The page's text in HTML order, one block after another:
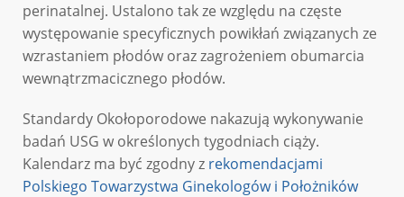
perinatalnej. Ustalono tak ze względu na częste
występowanie specyficznych powikłań związanych ze
wzrastaniem płodów oraz zagrożeniem obumarcia
wewnątrzmacicznego płodów.
Standardy Okołoporodowe nakazują wykonywanie
badań USG w określonych tygodniach ciąży.
Kalendarz ma być zgodny z rekomendacjami
Polskiego Towarzystwa Ginekologów i Położników